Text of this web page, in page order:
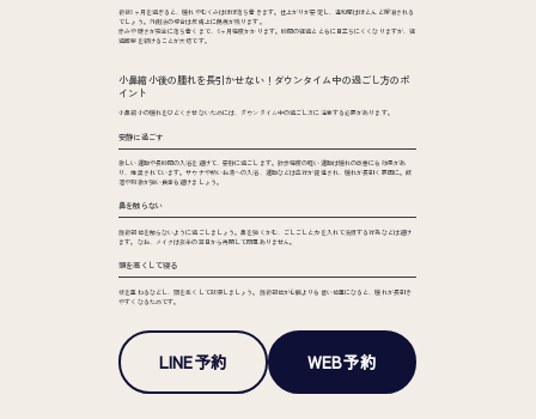
術後3ヶ月を過ぎると、腫れやむくみはほぼ落ち着きます。仕上がりが安定し、違和感はほとんど解消される
でしょう。外側法の場合は皮膚上に傷痕が残ります。
赤みや硬さが完全に落ち着くまで、6ヶ月程度かかります。時間の経過とともに目立ちにくくなりますが、経
過観察を続けることが大切です。
小鼻縮小後の腫れを長引かせない！ダウンタイム中の過ごし方のポ
イント
小鼻縮小の腫れをひどくさせないためには、ダウンタイム中の過ごし方に注意する必要があります。
安静に過ごす
激しい運動や長時間の入浴を避けて、安静に過ごします。散歩程度の軽い運動は腫れの改善にも効果があ
り、推奨されています。サウナや熱いお湯への入浴、運動などは血行が促進され、腫れが長引く要因に。飲
酒や刺激が強い食事も避けましょう。
鼻を触らない
施術部位を触らないように過ごしましょう。鼻を強くかむ、ごしごしと力を入れて洗顔する行為などは避け
ます。なお、メイクは抜糸の翌日から再開して問題ありません。
頭を高くして寝る
枕を重ねるなどし、頭を高くして就寝しましょう。施術部位が心臓よりも低い位置になると、腫れが長引き
やすくなるためです。
LINE予約 WEB予約